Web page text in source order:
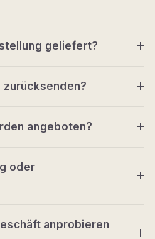
geliefert?
angeboten?
oder
anprobieren